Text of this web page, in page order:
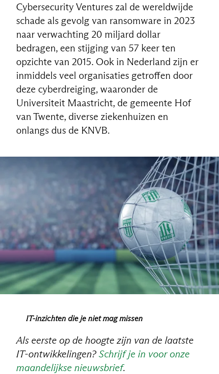
Cybersecurity Ventures zal de wereldwijde
schade als gevolg van ransomware in 2023
naar verwachting 20 miljard dollar
bedragen, een stijging van 57 keer ten
opzichte van 2015. Ook in Nederland zijn er
inmiddels veel organisaties getroffen door
deze cyberdreiging, waaronder de
Universiteit Maastricht, de gemeente Hof
van Twente, diverse ziekenhuizen en
onlangs dus de KNVB.
IT-inzichten die je niet mag missen
Als eerste op de hoogte zijn van de laatste
IT-ontwikkelingen? Schrijf je in voor onze
maandelijkse nieuwsbrief.